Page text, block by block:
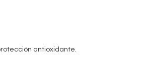
antioxidante.